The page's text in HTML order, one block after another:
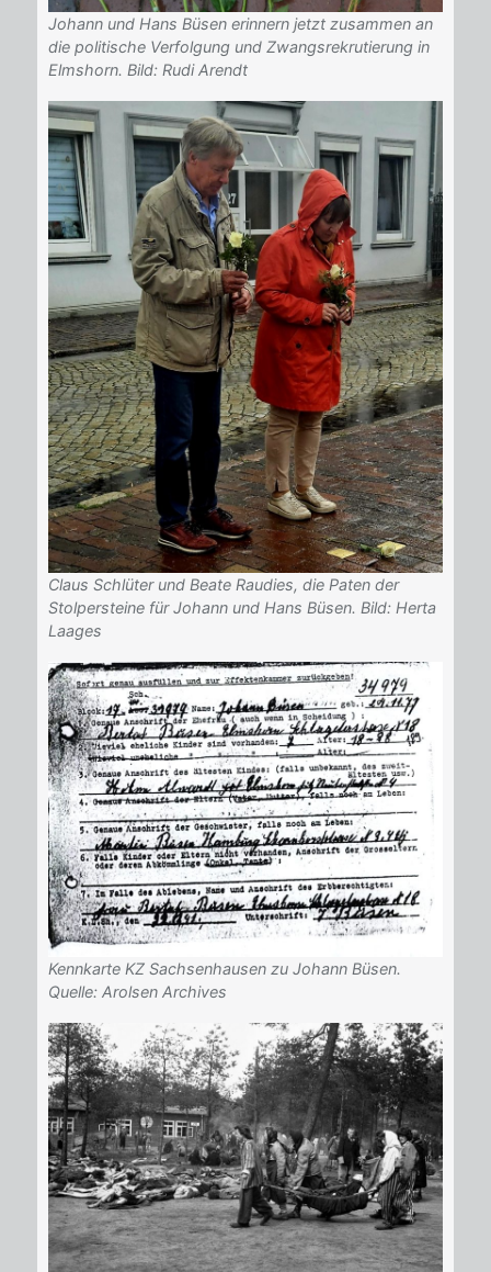
Johann und Hans Büsen erinnern jetzt zusammen an
die politische Verfolgung und Zwangsrekrutierung in
Elmshorn. Bild: Rudi Arendt
Claus Schlüter und Beate Raudies, die Paten der
Stolpersteine für Johann und Hans Büsen. Bild: Herta
Laages
Kennkarte KZ Sachsenhausen zu Johann Büsen.
Quelle: Arolsen Archives